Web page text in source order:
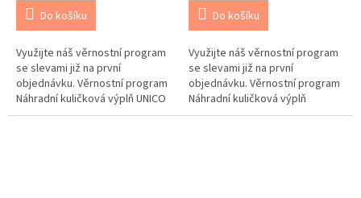
Do košíku
Využijte náš věrnostní program
se slevami již na první
objednávku. Věrnostní program
Náhradní kuličková výplň UNICO
300g vhodná k doplnění polštářů
Do košíku
Využijte náš věrnostní program
se slevami již na první
objednávku. Věrnostní program
Náhradní kuličková výplň
STANDARD 500g vhodná k